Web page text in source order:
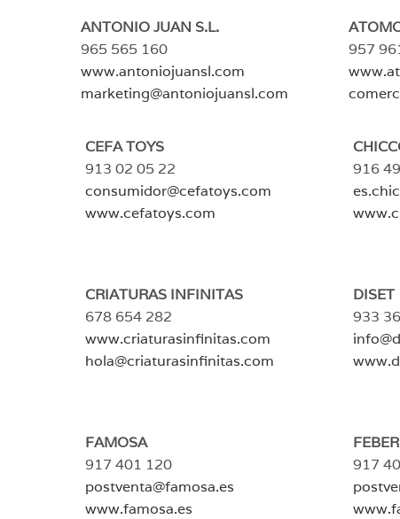
ANTONIO JUAN S.L.
965 565 160
www.antoniojuansl.com
marketing@antoniojuansl.com
957
CEFA TOYS
913 02 05 22
consumidor@cefatoys.com
www.cefatoys.com
916
CRIATURAS INFINITAS
678 654 282
www.criaturasinfinitas.com
hola@criaturasinfinitas.com
DISET
933
FAMOSA
917 401 120
postventa@famosa.es
www.famosa.es
917